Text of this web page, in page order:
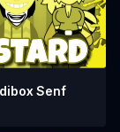
Senf